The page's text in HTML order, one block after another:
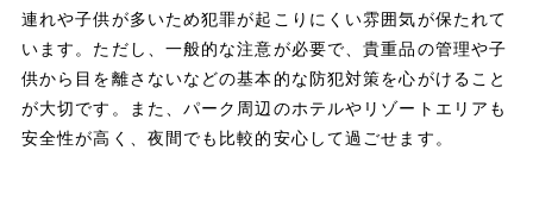
連れや子供が多いため犯罪が起こりにくい雰囲気が保たれて
います。ただし、一般的な注意が必要で、貴重品の管理や子
供から目を離さないなどの基本的な防犯対策を心がけること
が大切です。また、パーク周辺のホテルやリゾートエリアも
安全性が高く、夜間でも比較的安心して過ごせます。